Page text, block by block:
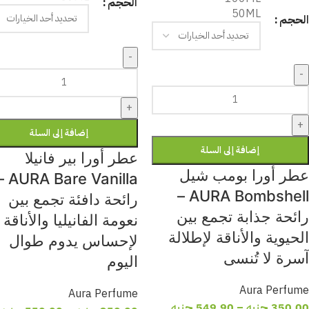
الحجم
50ML
-
+
إضافة إلى السلة
عطر أورا بومب شيل
AURA Bombshell –
رائحة جذابة تجمع بين
الحيوية والأناقة لإطلالة
آسرة لا تُنسى
Aura Perfume
-
+
إضافة إلى السلة
عطر أورا بير فانيلا
–
رائحة دافئة تجمع بين
نعومة الفانيليا والأناقة
لإحساس يدوم طوال
اليوم
Aura Perfume